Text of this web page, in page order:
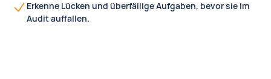
Erkenne Lücken und überfällige Aufgaben, bevor sie im
Audit auffallen.